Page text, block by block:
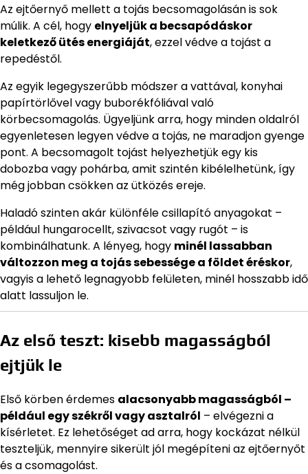
Az ejtőernyő mellett a tojás becsomagolásán is sok
múlik. A cél, hogy elnyeljük a becsapódáskor
keletkező ütés energiáját, ezzel védve a tojást a
repedéstől.
Az egyik legegyszerűbb módszer a vattával, konyhai
papírtörlővel vagy buborékfóliával való
körbecsomagolás. Ügyeljünk arra, hogy minden oldalról
egyenletesen legyen védve a tojás, ne maradjon gyenge
pont. A becsomagolt tojást helyezhetjük egy kis
dobozba vagy pohárba, amit szintén kibélelhetünk, így
még jobban csökken az ütközés ereje.
Haladó szinten akár különféle csillapító anyagokat –
például hungarocellt, szivacsot vagy rugót – is
kombinálhatunk. A lényeg, hogy minél lassabban
változzon meg a tojás sebessége a földet éréskor,
vagyis a lehető legnagyobb felületen, minél hosszabb idő
alatt lassuljon le.
Az első teszt: kisebb magasságból
ejtjük le
Első körben érdemes alacsonyabb magasságból –
például egy székről vagy asztalról – elvégezni a
kísérletet. Ez lehetőséget ad arra, hogy kockázat nélkül
teszteljük, mennyire sikerült jól megépíteni az ejtőernyőt
és a csomagolást.